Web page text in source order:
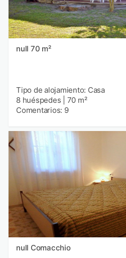
null 70 m²
Tipo de alojamiento: Casa
8 huéspedes
70 m²
Comentarios: 9
null Comacchio